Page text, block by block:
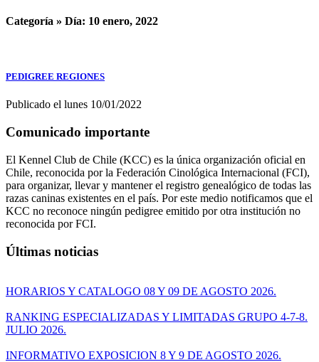
Categoría » Día: 10 enero, 2022
PEDIGREE REGIONES
Publicado el lunes 10/01/2022
Comunicado importante
El Kennel Club de Chile (KCC) es la única organización oficial en
Chile, reconocida por la Federación Cinológica Internacional (FCI),
para organizar, llevar y mantener el registro genealógico de todas las
razas caninas existentes en el país. Por este medio notificamos que el
KCC no reconoce ningún pedigree emitido por otra institución no
reconocida por FCI.
Últimas noticias
HORARIOS Y CATALOGO 08 Y 09 DE AGOSTO 2026.
RANKING ESPECIALIZADAS Y LIMITADAS GRUPO 4-7-8.
JULIO 2026.
INFORMATIVO EXPOSICION 8 Y 9 DE AGOSTO 2026.